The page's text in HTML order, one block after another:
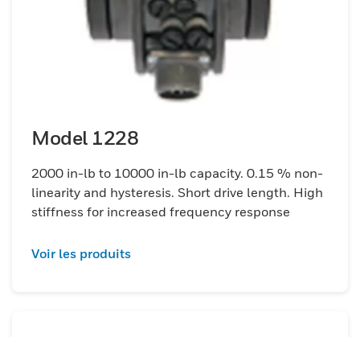
Model 1228
2000 in-lb to 10000 in-lb capacity. 0.15 % non-
linearity and hysteresis. Short drive length. High
stiffness for increased frequency response
Voir les produits